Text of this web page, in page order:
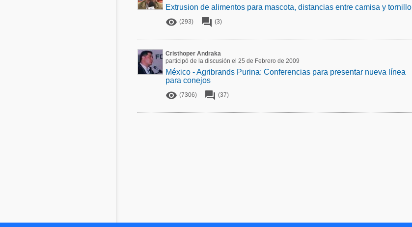
Extrusion de alimentos para mascota, distancias entre camisa y tornillo
 (293)  (3)
Cristhoper Andraka
participó de la discusión el 25 de Febrero de 2009
México - Agribrands Purina: Conferencias para presentar nueva línea
para conejos
 (7306)  (37)